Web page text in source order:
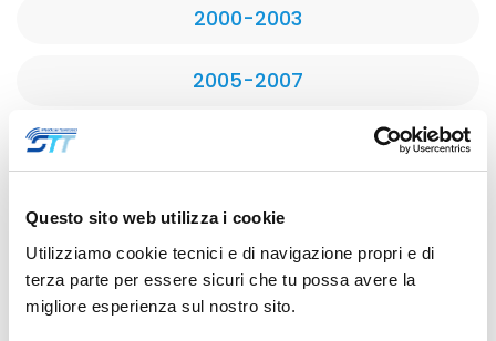
Questo sito web utilizza i cookie
Utilizziamo cookie tecnici e di navigazione propri e di
terza parte per essere sicuri che tu possa avere la
migliore esperienza sul nostro sito.
2000-2003
2005-2007
2017
2021